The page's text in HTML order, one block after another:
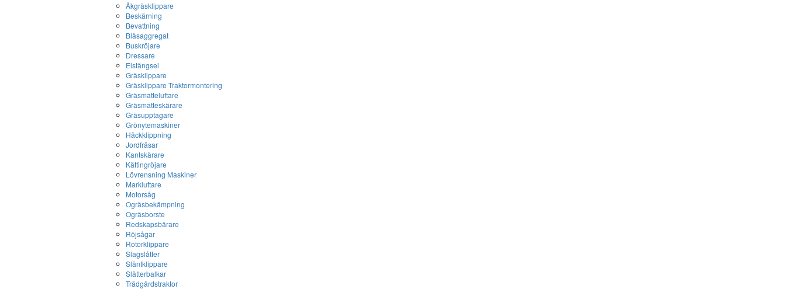
Åkgräsklippare
Beskärning
Bevattning
Blåsaggregat
Buskröjare
Dressare
Elstängsel
Gräsklippare
Gräsklippare Traktormontering
Gräsmatteluftare
Gräsmatteskärare
Gräsupptagare
Grönytemaskiner
Häckklippning
Jordfräsar
Kantskärare
Kättingröjare
Lövrensning Maskiner
Markluftare
Motorsåg
Ogräsbekämpning
Ogräsborste
Redskapsbärare
Röjsågar
Rotorklippare
Slagslåtter
Släntklippare
Slåtterbalkar
Trädgårdstraktor